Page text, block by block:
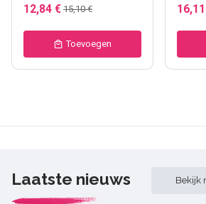
SET S02
12,84 € 15,10 €
Toevoegen
Laatste nieuws Bekijk